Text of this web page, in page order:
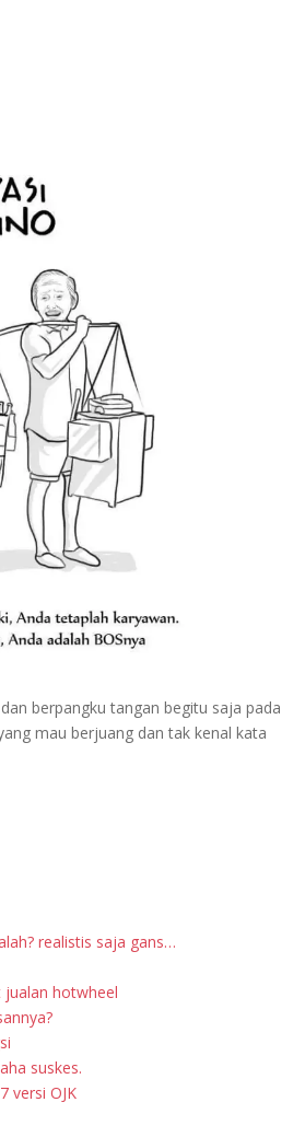
berpangku tangan begitu saja pada
mau berjuang dan tak kenal kata
realistis saja gans…
jualan hotwheel
suskes.
versi OJK